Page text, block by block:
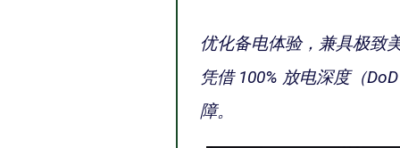
优化备电体验，兼具极致
凭借 100% 放电深度（
障。